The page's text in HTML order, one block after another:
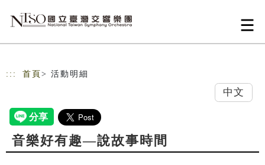
::: 首頁 > 活動明細
中文
音樂好有趣—說故事時間